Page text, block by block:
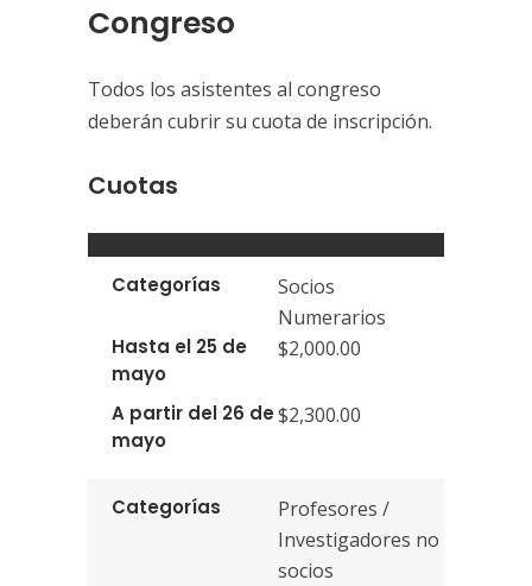
Congreso
Todos los asistentes al congreso
deberán cubrir su cuota de inscripción.
Cuotas
Categorías
Socios
Numerarios
Hasta el 25 de
mayo
$2,000.00
A partir del 26 de
mayo
$2,300.00
Categorías
Profesores /
Investigadores no
socios